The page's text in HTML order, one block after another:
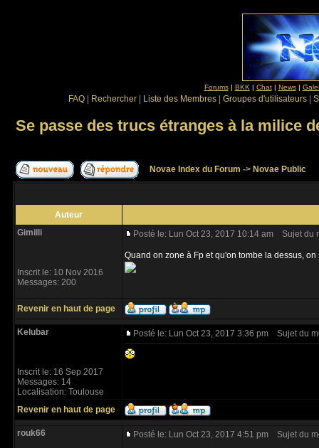
Forums| BKK | Chat| News|
FAQ Rechercher Liste des Membres Groupes d'utilisateurs
Se passe des trucs étranges à la milice
Novae Index du Forum -> Novae Public
Auteur
Gimilli
Inscrit le: 10 Nov 2016
Messages: 200
Posté le: Lun Oct 23, 2017 10:14 am Sujet du
Quand on zone à Fp et qu'on tombe la dessus,
Revenir en haut de page
Kelubar
Inscrit le: 16 Sep 2017
Messages: 14
Localisation: Toulouse
Posté le: Lun Oct 23, 2017 3:36 pm Sujet du
Revenir en haut de page
rouk66 Posté le: Lun Oct 23, 2017 4:51 pm Sujet du